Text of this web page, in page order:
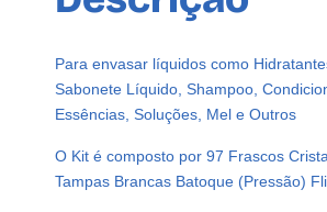
Para envasar líquidos como
Sabonete Líquido, Shampoo,
Essências, Soluções, Mel e Outros
O Kit é composto por 97 Frascos
Tampas Brancas Batoque (Pressão)